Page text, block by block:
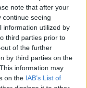
note that after your
continue seeing
information utilized by
third parties prior to
of the further
by third parties on the
information may
on the IAB’s List of
Καληφώνη στην
μπικίνι ‑ δείτε